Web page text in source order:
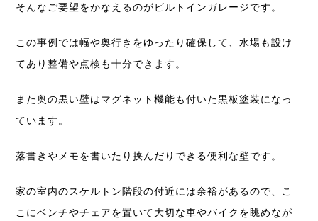
そんなご要望をかなえるのがビルトインガレージです。
この事例では幅や奥行きをゆったり確保して、水場も設け
てあり整備や点検も十分できます。
また奥の黒い壁はマグネット機能も付いた黒板塗装になっ
ています。
落書きやメモを書いたり挟んだりできる便利な壁です。
家の室内のスケルトン階段の付近には余裕があるので、こ
こにベンチやチェアを置いて大切な車やバイクを眺めなが